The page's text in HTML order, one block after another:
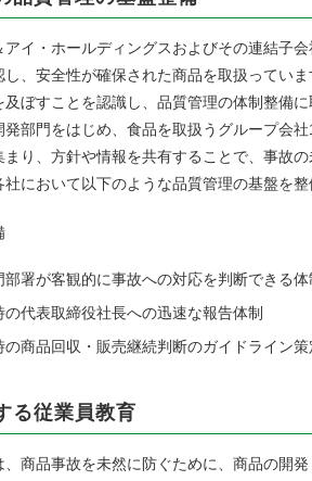
イ・ホールディングスおよびその連結子
、安全性が確保された商品を取扱ってい
及ぼすことを認識し、品質管理の体制整備
発部門をはじめ、食品を取扱うグループ会
り、方針や情報を共有することで、事故
において以下のような品質管理の基盤を整
署が客観的に事故への対応を判断できる体
代表取締役社長への迅速な報告体制
の商品回収・販売継続判断のガイドライン策
る従業員教育
商品事故を未然に防ぐために、商品の開